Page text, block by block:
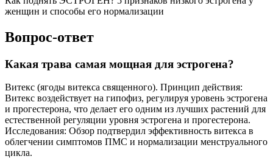
женщин и способы его нормализации
Вопрос-ответ
Какая трава самая мощная для эстрогена?
Витекс (ягоды витекса священного). Принцип действия:
Витекс воздействует на гипофиз, регулируя уровень эстрогена
и прогестерона, что делает его одним из лучших растений для
естественной регуляции уровня эстрогена и прогестерона.
Исследования: Обзор подтвердил эффективность витекса в
облегчении симптомов ПМС и нормализации менструального
цикла.